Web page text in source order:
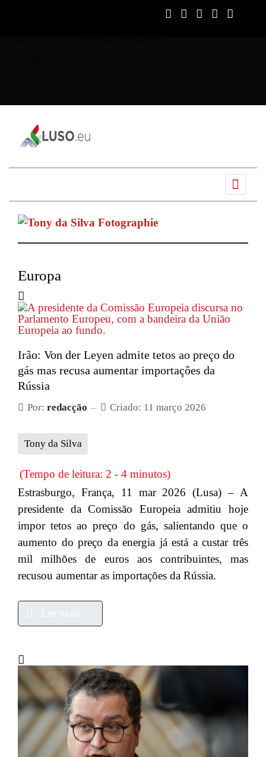
Europa
Irão: Von der Leyen admite tetos ao preço do
gás mas recusa aumentar importações da
Rússia
Por: redacção Criado: 11 março 2026
Tony da Silva
(Tempo de leitura: 2 - 4 minutos)
Estrasburgo, França, 11 mar 2026 (Lusa) – A
presidente da Comissão Europeia admitiu hoje
impor tetos ao preço do gás, salientando que o
aumento do preço da energia já está a custar três
mil milhões de euros aos contribuintes, mas
recusou aumentar as importações da Rússia.
Ano
Mês
Próximo
Próximo